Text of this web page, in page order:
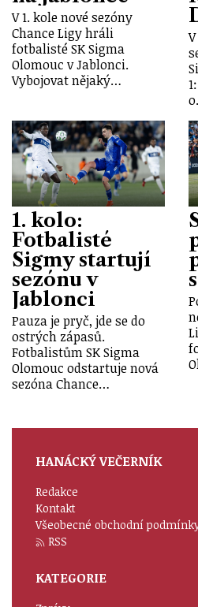
V 1. kole nové sezóny
Chance Ligy hráli
fotbalisté SK Sigma
Olomouc v Jablonci.
Vybojovat nějaký…
1. kolo:
Fotbalisté
Sigmy startují
sezónu v
Jablonci
Pauza je pryč, jde se do
ostrých zápasů.
Fotbalistům SK Sigma
Olomouc odstartuje nová
sezóna Chance…
HANÁCKÝ VEČERNÍK
Redakce
Kontakt
Všeobecné obchodní
RSS
KATEGORIE